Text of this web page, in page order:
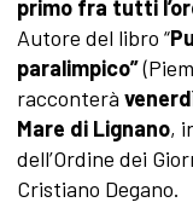
primo fra tutti
Autore del libro “
paralimpico”
racconterà
Mare di Lignano,
dell’Ordine dei
Cristiano Degano.